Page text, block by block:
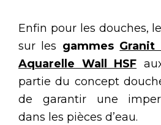
Enfin pour les douches,
sur les gammes
Aquarelle Wall HSF
partie du concept
de garantir une
dans les pièces d’eau.